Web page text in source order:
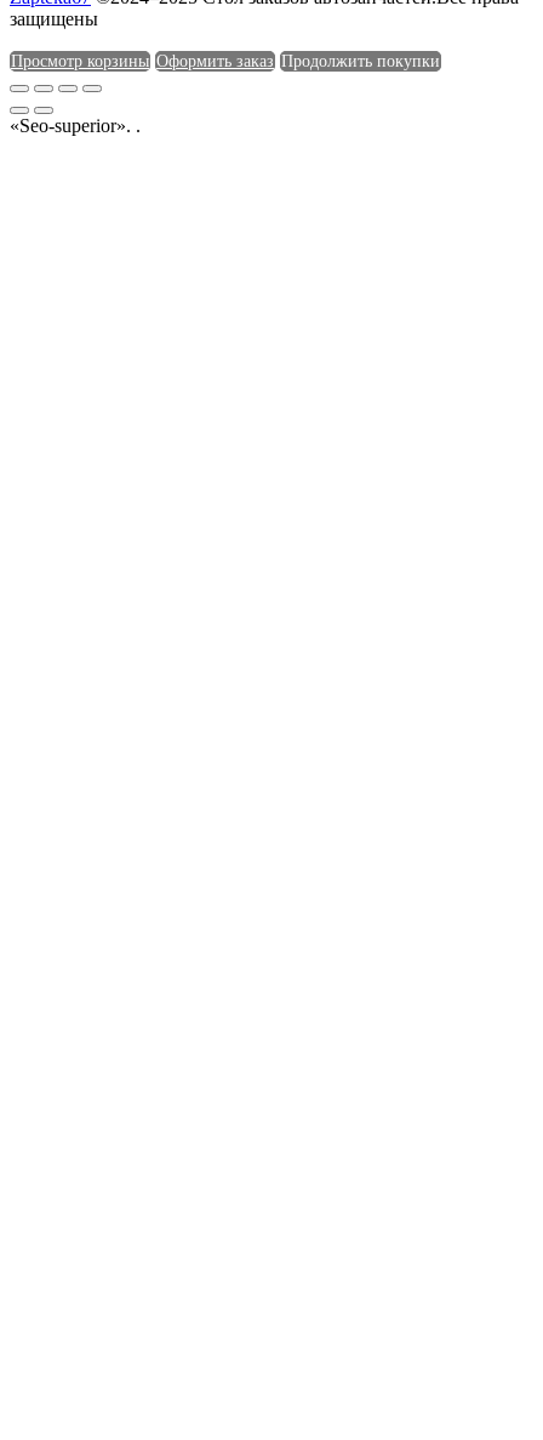
защищены
Просмотр корзины Оформить заказ Продолжить покупки
«Seo-superior». .